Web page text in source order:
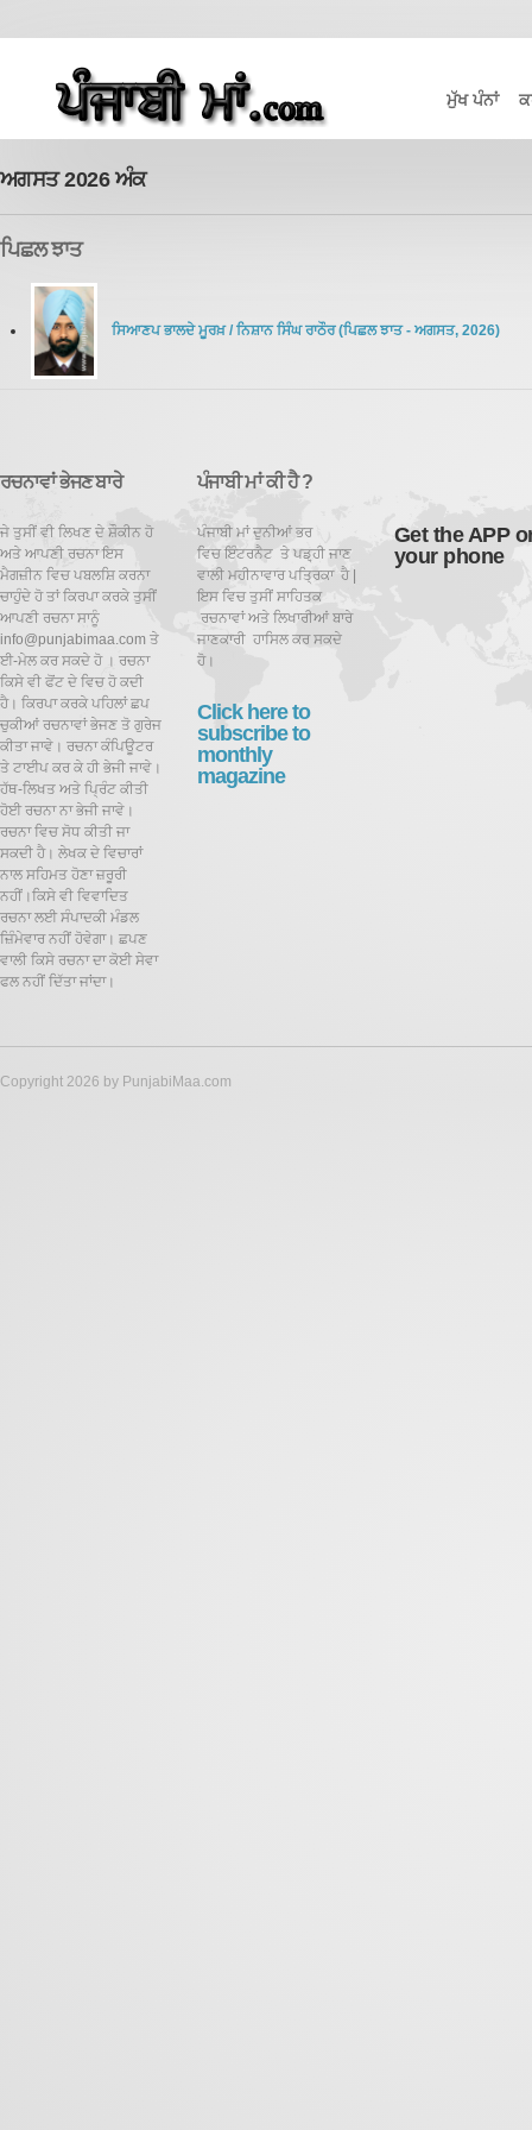
ਮੁੱਖ ਪੰਨਾਂ
ਅਗਸਤ 2026 ਅੰਕ
ਪਿਛਲ ਝਾਤ
ਸਿਆਣਪ ਭਾਲਦੇ ਮੂਰਖ਼/ ਨਿਸ਼ਾਨ ਸਿੰਘ ਰਾਠੌਰ(ਪਿਛਲ ਝਾਤ- ਅਗਸਤ, 2026)
ਰਚਨਾਵਾਂ ਭੇਜਣ ਬਾਰੇ
ਜੇ ਤੁਸੀਂ ਵੀ ਲਿਖਣ ਦੇ ਸ਼ੌਕੀਨ ਹੋ
ਅਤੇ ਆਪਣੀ ਰਚਨਾ ਇਸ
ਮੈਗਜ਼ੀਨ ਵਿਚ ਪਬਲਸ਼ਿ ਕਰਨਾ
ਚਾਹੁੰਦੇ ਹੋ ਤਾਂ ਕਿਰਪਾ ਕਰਕੇ ਤੁਸੀਂ
ਆਪਣੀ ਰਚਨਾ ਸਾਨੂੰ
info@punjabimaa.com ਤੇ
ਈ-ਮੇਲ ਕਰ ਸਕਦੇ ਹੋ । ਰਚਨਾ
ਕਿਸੇ ਵੀ ਫੋਂਟ ਦੇ ਵਿਚ ਹੋ ਕਦੀ
ਹੈ। ਕਿਰਪਾ ਕਰਕੇ ਪਹਿਲਾਂ ਛਪ
ਚੁਕੀਆਂ ਰਚਨਾਵਾਂ ਭੇਜਣ ਤੋ ਗੁਰੇਜ
ਕੀਤਾ ਜਾਵੇ। ਰਚਨਾ ਕੰਪਿਊਟਰ
ਤੇ ਟਾਈਪ ਕਰ ਕੇ ਹੀ ਭੇਜੀ ਜਾਵੇ।
ਹੱਥ-ਲਿਖਤ ਅਤੇ ਪ੍ਰਿੰਟ ਕੀਤੀ
ਹੋਈ ਰਚਨਾ ਨਾ ਭੇਜੀ ਜਾਵੇ।
ਰਚਨਾ ਵਿਚ ਸੋਧ ਕੀਤੀ ਜਾ
ਸਕਦੀ ਹੈ। ਲੇਖਕ ਦੇ ਵਿਚਾਰਾਂ
ਨਾਲ ਸਹਿਮਤ ਹੋਣਾ ਜ਼ਰੂਰੀ
ਨਹੀਂ।ਕਿਸੇ ਵੀ ਵਿਵਾਦਿਤ
ਰਚਨਾ ਲਈ ਸੰਪਾਦਕੀ ਮੰਡਲ
ਜ਼ਿੰਮੇਵਾਰ ਨਹੀਂ ਹੋਵੇਗਾ। ਛਪਣ
ਵਾਲੀ ਕਿਸੇ ਰਚਨਾ ਦਾ ਕੋਈ ਸੇਵਾ
ਫਲ ਨਹੀਂ ਦਿੱਤਾ ਜਾਂਦਾ।
ਪੰਜਾਬੀ ਮਾਂ ਕੀ ਹੈ ?
ਪੰਜਾਬੀ ਮਾਂ ਦੁਨੀਆਂ ਭਰ
ਵਿਚ ਇੰਟਰਨੈਟ ਤੇ ਪਡ਼੍ਹੀ ਜਾਣ
ਵਾਲੀ ਮਹੀਨਾਵਾਰ ਪਤ੍ਰਿਕਾ ਹੈ |
ਇਸ ਵਿਚ ਤੁਸੀਂ ਸਾਹਿਤਕ
ਰਚਨਾਵਾਂ ਅਤੇ ਲਿਖਾਰੀਆਂ ਬਾਰੇ
ਜਾਣਕਾਰੀ ਹਾਸਿਲ ਕਰ ਸਕਦੇ
ਹੋ।
Click here to
subscribe to
monthly
magazine
Get the APP
your phone
Copyright 2026 by PunjabiMaa.com